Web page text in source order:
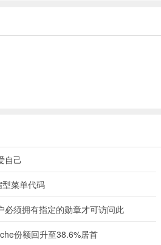
有真实感和更高画质的战场环境，让玩
设置
自己
菜单代码
必须拥有指定的勋章才可访问此
份额回升至38.6%居首